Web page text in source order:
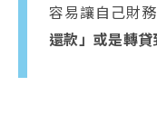
容易讓自己財
還款」或是轉貸